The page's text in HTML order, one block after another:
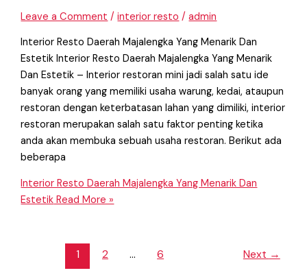
Leave a Comment /interior resto /admin
Interior Resto Daerah Majalengka Yang Menarik Dan
Estetik Interior Resto Daerah Majalengka Yang Menarik
Dan Estetik – Interior restoran mini jadi salah satu ide
banyak orang yang memiliki usaha warung, kedai, ataupun
restoran dengan keterbatasan lahan yang dimiliki, interior
restoran merupakan salah satu faktor penting ketika
anda akan membuka sebuah usaha restoran. Berikut ada
beberapa
Interior Resto Daerah Majalengka Yang Menarik Dan
Estetik Read More »
1 2 … 6 Next →